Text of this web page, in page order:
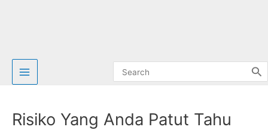
for:
Risiko Yang Anda Patut Tahu